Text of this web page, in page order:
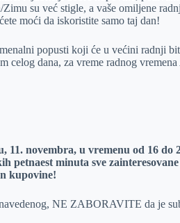
Zimu su već stigle, a vaše omiljene
moći da iskoristite samo taj dan!
popusti koji će u većini radnji
celog dana, za vreme radnog
11. novembra, u vremenu od 16
petnaest minuta sve
kupovine!
NE ZABORAVITE da je